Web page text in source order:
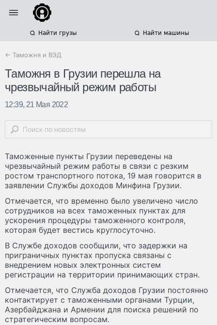
Найти грузы Найти машины
← Таможня и ВЭД
Таможня в Грузии перешла на
чрезвычайный режим работы
12:39, 21 Мая 2022
Таможенные пункты Грузии переведены на
чрезвычайный режим работы в связи с резким
ростом транспортного потока, 19 мая говорится в
заявлении Службы доходов Минфина Грузии.
Отмечается, что временно было увеличено число
сотрудников на всех таможенных пунктах для
ускорения процедуры таможенного контроля,
которая будет вестись круглосуточно.
В Службе доходов сообщили, что задержки на
приграничных пунктах пропуска связаны с
внедрением новых электронных систем
регистрации на территории принимающих стран.
Отмечается, что Служба доходов Грузии постоянно
контактирует с таможенными органами Турции,
Азербайджана и Армении для поиска решений по
стратегическим вопросам.